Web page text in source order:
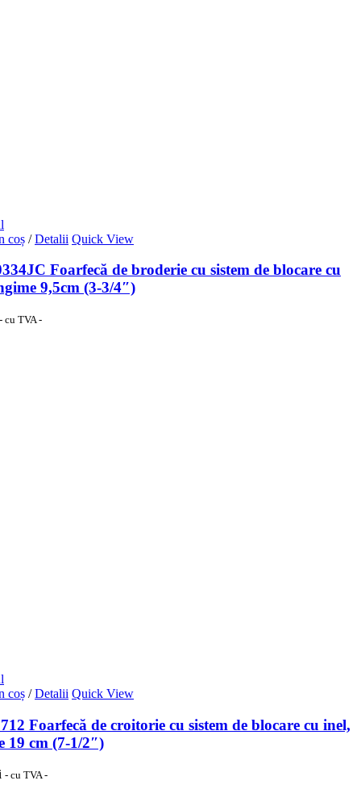
coș / Detalii Quick View
Foarfecă de broderie cu sistem de blocare cu
9,5cm (3-3/4″)
- cu TVA -
coș / Detalii Quick View
Foarfecă de croitorie cu sistem de blocare cu inel,
19 cm (7-1/2″)
- cu TVA -